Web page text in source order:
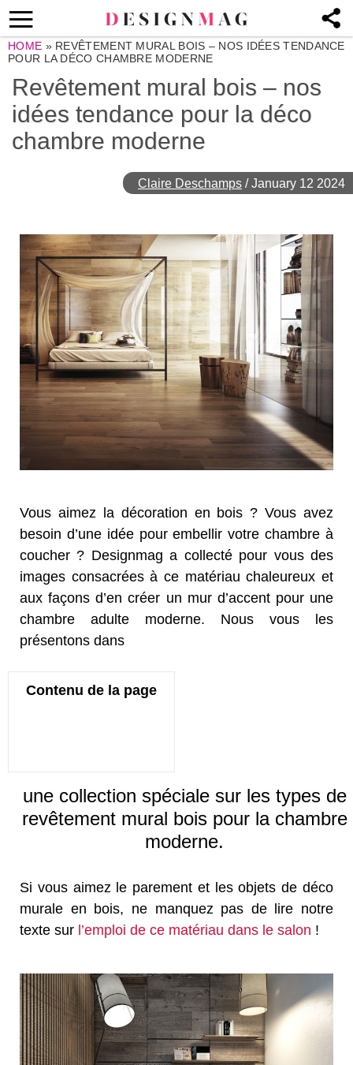
HOME » REVÊTEMENT MURAL BOIS – NOS IDÉES TENDANCE
POUR LA DÉCO CHAMBRE MODERNE
Revêtement mural bois – nos
idées tendance pour la déco
chambre moderne
Claire Deschamps /January 12 2024
Vous aimez la décoration en bois ? Vous avez
besoin d’une idée pour embellir votre chambre à
coucher ? Designmag a collecté pour vous des
images consacrées à ce matériau chaleureux et
aux façons d’en créer un mur d’accent pour une
chambre adulte moderne. Nous vous les
présentons dans
Contenu de la page
une collection spéciale sur les types de
revêtement mural bois pour la chambre
moderne.
Si vous aimez le parement et les objets de déco
murale en bois, ne manquez pas de lire notre
texte sur l’emploi de ce matériau dans le salon !